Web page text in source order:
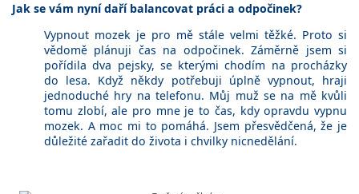
Jak se vám nyní daří balancovat práci a odpočinek?
Vypnout mozek je pro mě stále velmi těžké. Proto si
vědomě plánuji čas na odpočinek. Záměrně jsem si
pořídila dva pejsky, se kterými chodím na procházky
do lesa. Když někdy potřebuji úplně vypnout, hraji
jednoduché hry na telefonu. Můj muž se na mě kvůli
tomu zlobí, ale pro mne je to čas, kdy opravdu vypnu
mozek. A moc mi to pomáhá. Jsem přesvědčená, že je
důležité zařadit do života i chvilky nicnedělání.